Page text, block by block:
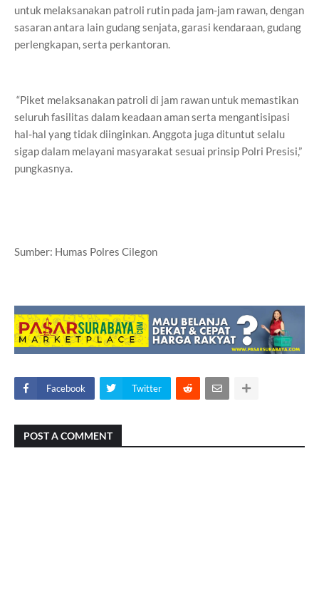
untuk melaksanakan patroli rutin pada jam-jam rawan, dengan
sasaran antara lain gudang senjata, garasi kendaraan, gudang
perlengkapan, serta perkantoran.
“Piket melaksanakan patroli di jam rawan untuk memastikan
seluruh fasilitas dalam keadaan aman serta mengantisipasi
hal-hal yang tidak diinginkan. Anggota juga dituntut selalu
sigap dalam melayani masyarakat sesuai prinsip Polri Presisi,”
pungkasnya.
Sumber: Humas Polres Cilegon
Facebook Twitter
POST A COMMENT